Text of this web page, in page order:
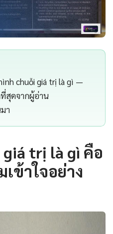
chuỗi giá trị là gì —
สุดจากผู้อ่าน
า
trị là gì คือ
ข้าใจอย่าง